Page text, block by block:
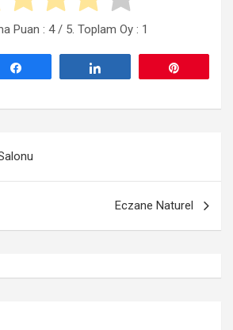
Puan : 4/ 5. Toplam Oy : 1
Eczane Naturel